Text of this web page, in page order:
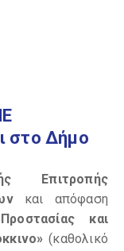
στο Δήμο
Επιτροπής
και απόφαση
και
(καθολικό